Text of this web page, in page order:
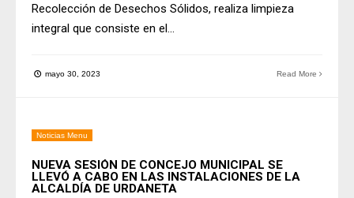
Recolección de Desechos Sólidos, realiza limpieza
integral que consiste en el...
mayo 30, 2023 Read More
Noticias Menu
NUEVA SESIÓN DE CONCEJO MUNICIPAL SE
LLEVÓ A CABO EN LAS INSTALACIONES DE LA
ALCALDÍA DE URDANETA